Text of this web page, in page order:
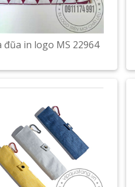
đũa in logo MS 22964